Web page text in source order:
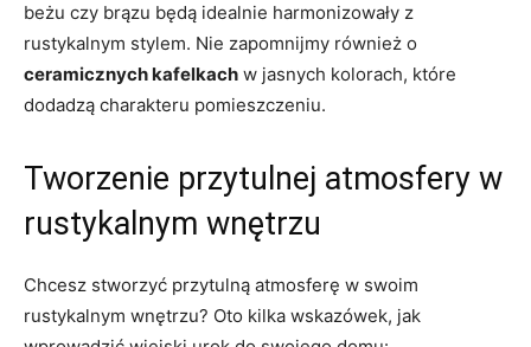
beżu czy brązu będą​ idealnie harmonizowały​ z
rustykalnym stylem. Nie ⁤zapomnijmy również o
ceramicznych kafelkach w jasnych kolorach, które
dodadzą charakteru pomieszczeniu.
Tworzenie przytulnej atmosfery w
rustykalnym wnętrzu
Chcesz stworzyć przytulną atmosferę w swoim
rustykalnym wnętrzu? Oto kilka​ wskazówek, jak